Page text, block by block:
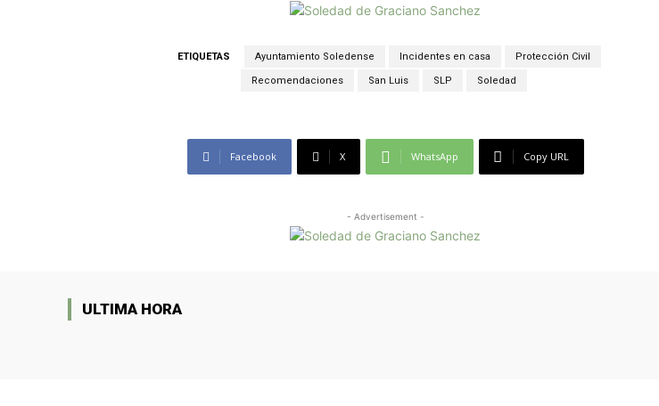
ETIQUETAS Ayuntamiento Soledense Incidentes en casa Protección Civil
Recomendaciones San Luis SLP Soledad
Facebook X WhatsApp Copy URL
- Advertisement -
ULTIMA HORA